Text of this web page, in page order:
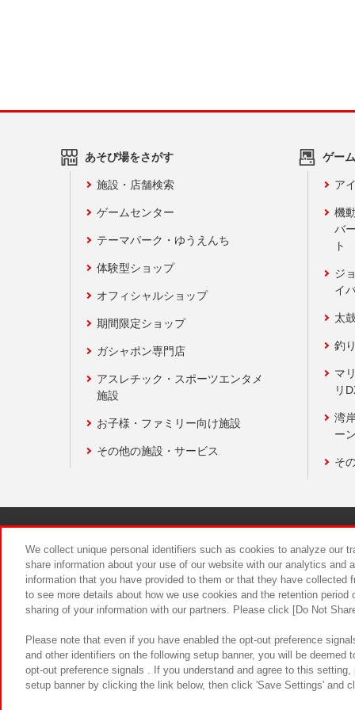
あそび場をさがす
施設・店舗検索
ゲームセンター
テーマパーク・ゆうえんち
体験型ショップ
オフィシャルショップ
期間限定ショップ
ガシャポン専門店
アスレチック・スポーツエンタメ
施設
お子様・ファミリー向け施設
その他の施設・サービス
ゲー
ア
機
バ
ト
ジ
イ
太
釣
マ
リ
湾
ー
そ
食品のご
We collect unique personal identifiers such as cookies to analyze our
share information about your use of our website with our analytics and
information that you have provided to them or that they have
to see more details about how we use cookies and the retention
sharing of your information with our partners. Please click [Do Not
Please note that even if you have enabled the opt-out preference
and other identifiers on the following setup banner, you will be
opt-out preference signals . If you understand and agree to this
setup banner by clicking the link below, then click 'Save Settings' and